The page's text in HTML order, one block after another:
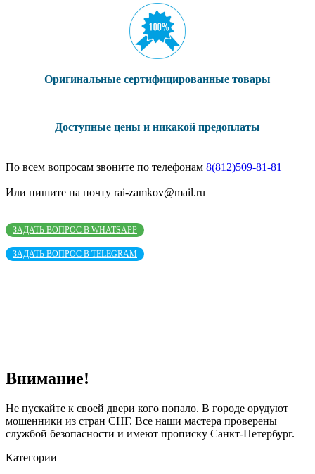
Оригинальные сертифицированные товары
Доступные цены и никакой предоплаты
По всем вопросам звоните по телефонам 8(812)509-81-81
Или пишите на почту rai-zamkov@mail.ru
ЗАДАТЬ ВОПРОС В WHATSAPP
ЗАДАТЬ ВОПРОС В TELEGRAM
Внимание!
Не пускайте к своей двери кого попало. В городе орудуют
мошенники из стран СНГ. Все наши мастера проверены
службой безопасности и имеют прописку Санкт-Петербург.
Категории